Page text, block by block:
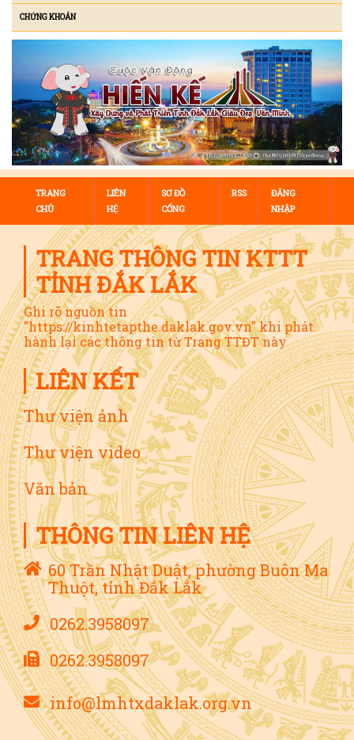
CHỨNG KHOÁN
TRANG
CHỦ
LIÊN
HỆ
SƠ ĐỒ
CỔNG
RSS
ĐĂNG
NHẬP
TRANG THÔNG TIN KTTT
TỈNH ĐẮK LẮK
Ghi rõ nguồn tin
"https://kinhtetapthe.daklak.gov.vn" khi phát
hành lại các thông tin từ Trang TTĐT này
LIÊN KẾT
Thư viện ảnh
Thư viện video
Văn bản
THÔNG TIN LIÊN HỆ
60 Trần Nhật Duật, phường Buôn Ma
Thuột, tỉnh Đắk Lắk
0262.3958097
0262.3958097
info@lmhtxdaklak.org.vn